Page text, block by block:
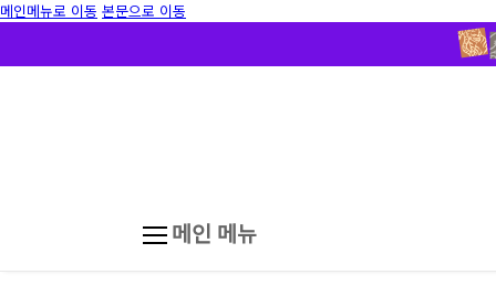
메인메뉴로 이동 본문으로 이동
메인 메뉴